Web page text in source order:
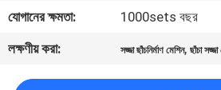
মান
নিয়ন্ত্রণ
যোগানের ক্ষমতা:
1000sets বছর
লক্ষণীয় করা:
সজ্জা ছাঁচনির্মাণ মেশিন,ছাঁচা